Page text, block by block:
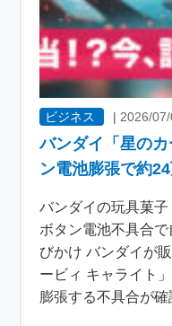
ビジネス | 2026/
バンダイ「星の
ン電池膨張で約
バンダイの玩具菓子
ボタン電池不具合
びかけ バンダイが
ービィ キャライト
膨張する不具合が